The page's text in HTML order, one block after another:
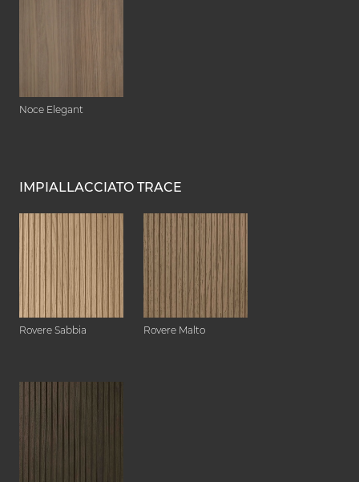
Noce Elegant
IMPIALLACCIATO TRACE
Rovere Sabbia Rovere Malto